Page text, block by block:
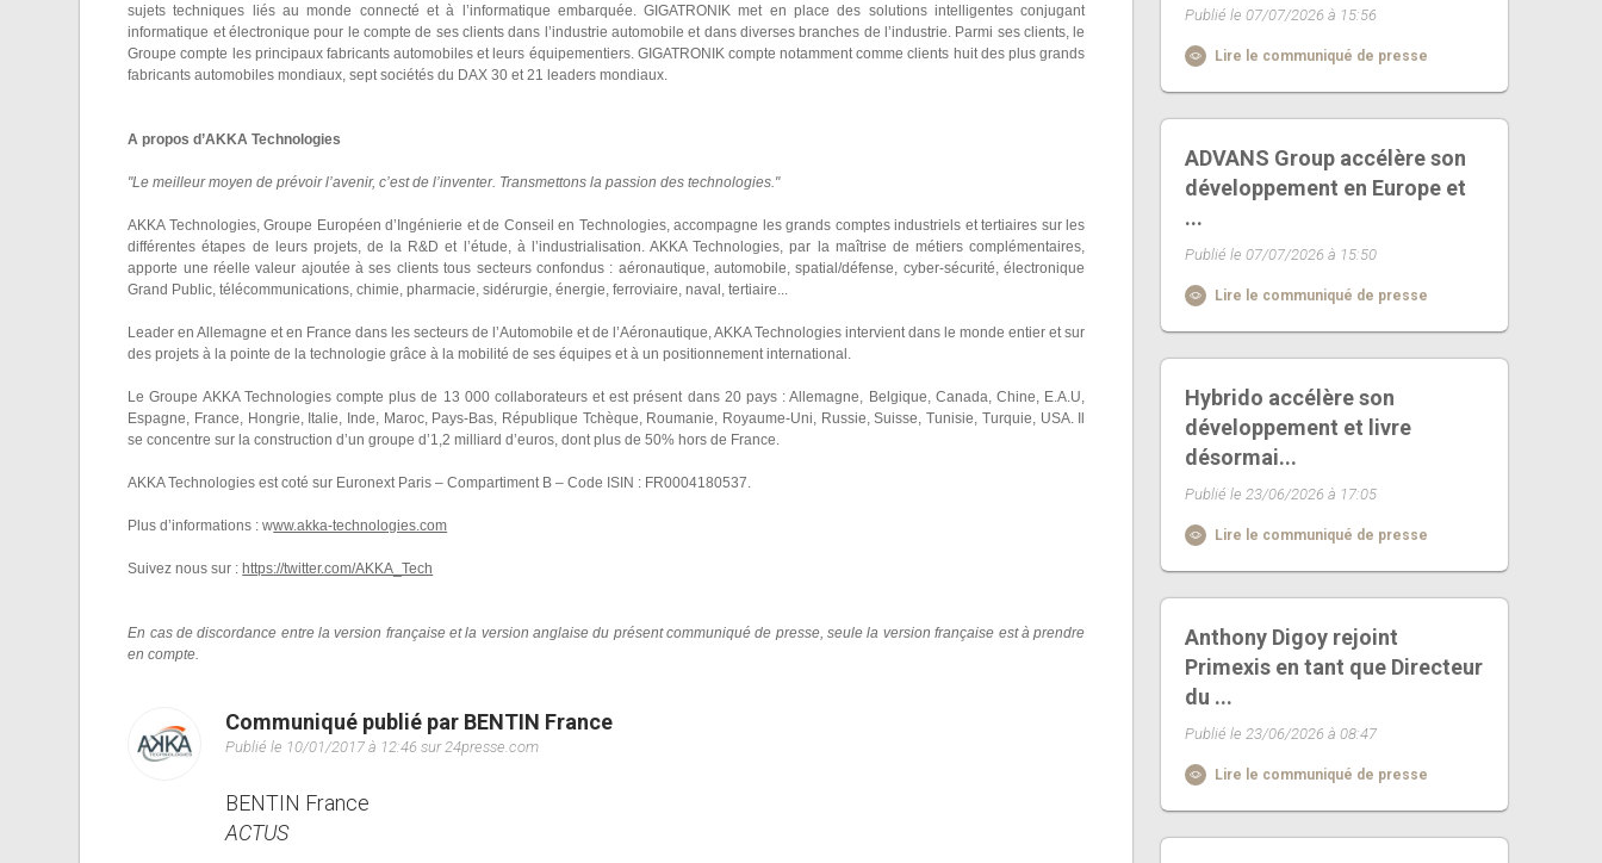
sujets techniques liés au monde connecté et à l’informatique embarquée. GIGATRONIK met en place des solutions intelligentes conjugant
informatique et électronique pour le compte de ses clients dans l’industrie automobile et dans diverses branches de l’industrie. Parmi ses clients, le
Groupe compte les principaux fabricants automobiles et leurs équipementiers. GIGATRONIK compte notamment comme clients huit des plus grands
fabricants automobiles mondiaux, sept sociétés du DAX 30 et 21 leaders mondiaux.
A propos d’AKKA Technologies
"Le meilleur moyen de prévoir l’avenir, c’est de l’inventer. Transmettons la passion des technologies."
AKKA Technologies, Groupe Européen d’Ingénierie et de Conseil en Technologies, accompagne les grands comptes industriels et tertiaires sur les
différentes étapes de leurs projets, de la R&D et l’étude, à l’industrialisation. AKKA Technologies, par la maîtrise de métiers complémentaires,
apporte une réelle valeur ajoutée à ses clients tous secteurs confondus : aéronautique, automobile, spatial/défense, cyber-sécurité, électronique
Grand Public, télécommunications, chimie, pharmacie, sidérurgie, énergie, ferroviaire, naval, tertiaire...
Leader en Allemagne et en France dans les secteurs de l’Automobile et de l’Aéronautique, AKKA Technologies intervient dans le monde entier et sur
des projets à la pointe de la technologie grâce à la mobilité de ses équipes et à un positionnement international.
Le Groupe AKKA Technologies compte plus de 13 000 collaborateurs et est présent dans 20 pays : Allemagne, Belgique, Canada, Chine, E.A.U,
Espagne, France, Hongrie, Italie, Inde, Maroc, Pays-Bas, République Tchèque, Roumanie, Royaume-Uni, Russie, Suisse, Tunisie, Turquie, USA. Il
se concentre sur la construction d’un groupe d’1,2 milliard d’euros, dont plus de 50% hors de France.
AKKA Technologies est coté sur Euronext Paris – Compartiment B – Code ISIN : FR0004180537.
Plus d’informations : www.akka-technologies.com
Suivez nous sur : https://twitter.com/AKKA_Tech
En cas de discordance entre la version française et la version anglaise du présent communiqué de presse, seule la version française est à prendre
en compte.
Communiqué publié par BENTIN France
Publié le 10/01/2017 à 12:46 sur 24presse.com
BENTIN France
ACTUS
Publié le 07/07/2026 à 15:56
Lire le communiqué de presse
ADVANS Group accélère son
développement en Europe et
...
Publié le 07/07/2026 à 15:50
Lire le communiqué de presse
Hybrido accélère son
développement et livre
désormai...
Publié le 23/06/2026 à 17:05
Lire le communiqué de presse
Anthony Digoy rejoint
Primexis en tant que Directeur
du ...
Publié le 23/06/2026 à 08:47
Lire le communiqué de presse